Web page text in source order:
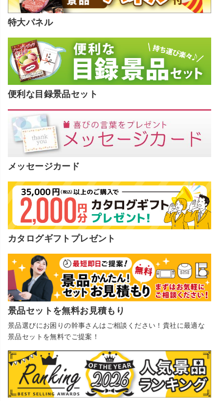
特大パネル
便利な目録景品セット
メッセージカード
カタログギフトプレゼント
景品セットを無料お見積もり
景品選びにお困りの幹事さんはご相談ください！貴社に最適な
景品セットを無料でご提案！